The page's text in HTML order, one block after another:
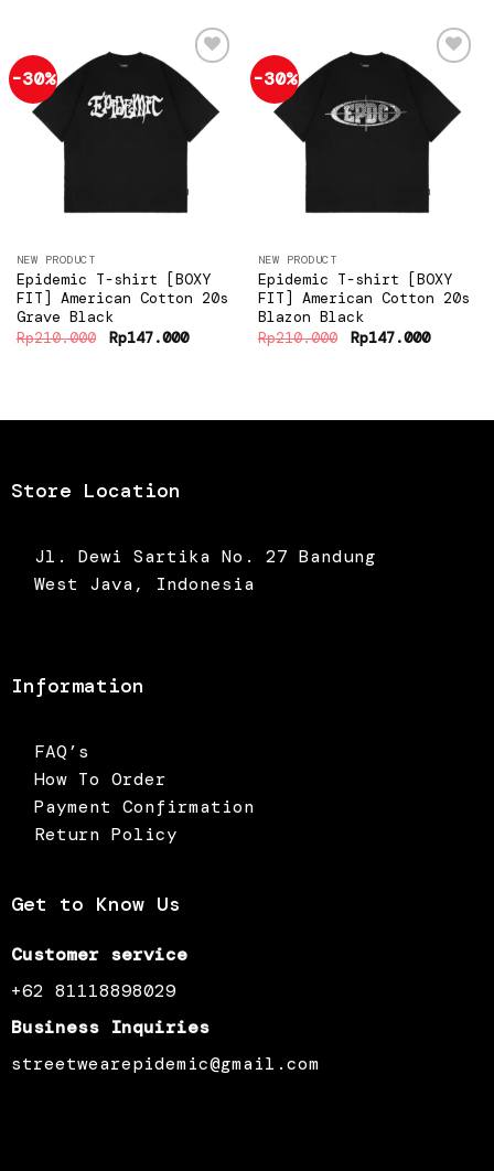
-30%
Add to
wishlist
NEW PRODUCT
Epidemic T-shirt [BOXY
FIT] American Cotton 20s
Grave Black
Rp210.000 Original
price
Rp147.000Current
-30%
Add to
wishlist
NEW PRODUCT
Epidemic T-shirt [BOXY
FIT] American Cotton 20s
Blazon Black
Rp210.000 Original
price
Rp147.000Current
Store Location
Jl. Dewi Sartika No. 27 Bandung
West Java, Indonesia
Information
FAQ’s
How To Order
Payment Confirmation
Return Policy
Get to Know Us
Customer service
+62 81118898029
Business Inquiries
streetwearepidemic@gmail.com